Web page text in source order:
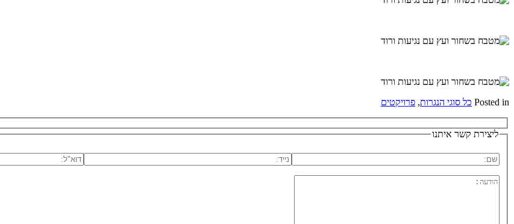
Posted in כל סוגי הנגרות, פרויקטים
ליצירת קשר איתנו